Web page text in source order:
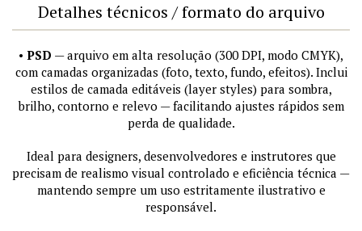
Detalhes técnicos / formato do arquivo
• PSD — arquivo em alta resolução (300 DPI, modo CMYK),
com camadas organizadas (foto, texto, fundo, efeitos). Inclui
estilos de camada editáveis (layer styles) para sombra,
brilho, contorno e relevo — facilitando ajustes rápidos sem
perda de qualidade.
Ideal para designers, desenvolvedores e instrutores que
precisam de realismo visual controlado e eficiência técnica —
mantendo sempre um uso estritamente ilustrativo e
responsável.